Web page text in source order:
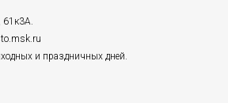
61к3А.
и праздничных дней.